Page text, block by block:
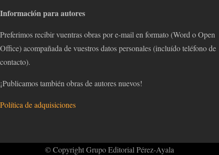
Información para autores
Preferimos recibir vuentras obras por e-mail en formato (Word o Open
Office) acompañada de vuestros datos personales (incluído teléfono de
contacto).
¡Publicamos también obras de autores nuevos!
Política de adquisiciones
© Copyright Grupo Editorial Pérez-Ayala